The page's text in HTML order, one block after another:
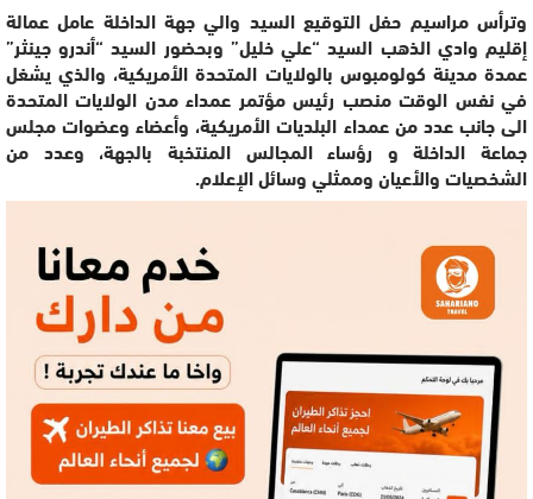
وترأس مراسيم حفل التوقيع السيد والي جهة الداخلة عامل عمالة
إقليم وادي الذهب السيد “علي خليل” وبحضور السيد “أندرو جينثر”
عمدة مدينة كولومبوس بالولايات المتحدة الأمريكية، والذي يشغل
في نفس الوقت منصب رئيس مؤتمر عمداء مدن الولايات المتحدة
الى جانب عدد من عمداء البلديات الأمريكية، وأعضاء وعضوات مجلس
جماعة الداخلة و رؤساء المجالس المنتخبة بالجهة، وعدد من
الشخصيات والأعيان وممثلي وسائل الإعلام.